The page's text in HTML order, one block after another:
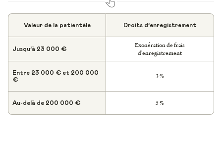
Valeur de la patientèle Droits d’enregistrement
Jusqu’à 23 000 €
Exonération de frais
d'enregistrement
Entre 23 000 € et 200 000
€
3 %
Au-delà de 200 000 € 5 %